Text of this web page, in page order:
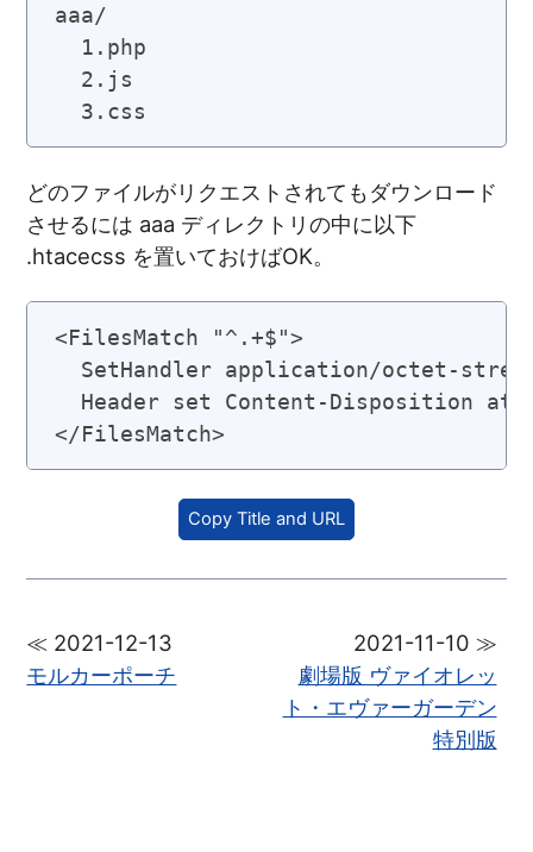
aaa/
  1.php
  2.js
どのファイルがリクエストされてもダウンロード
させるには aaa ディレクトリの中に以下
.htacecss を置いておけばOK。
<FilesMatch "^.+$">
SetHandler application/octet-
Header set Content-Disposition
Copy Title and URL
≪ 2021-12-13
モルカーポーチ
2021-11-10 ≫
劇場版 ヴァイオレッ
ト・エヴァーガーデン
特別版